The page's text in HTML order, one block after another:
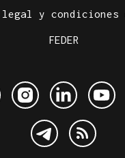
y condiciones
FEDER